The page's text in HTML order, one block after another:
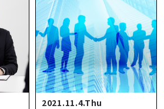
2021.11.4.Thu